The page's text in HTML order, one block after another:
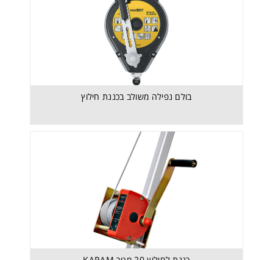
בולם נפילה משולב בכננת חילוץ